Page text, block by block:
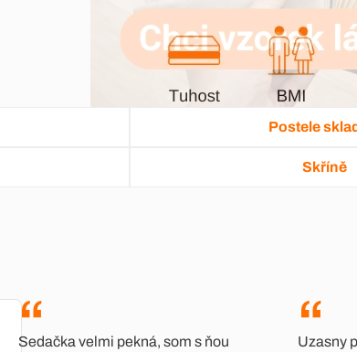
Postele
Skříně
Sedačka velmi pekná, som s ňou
Uzasny